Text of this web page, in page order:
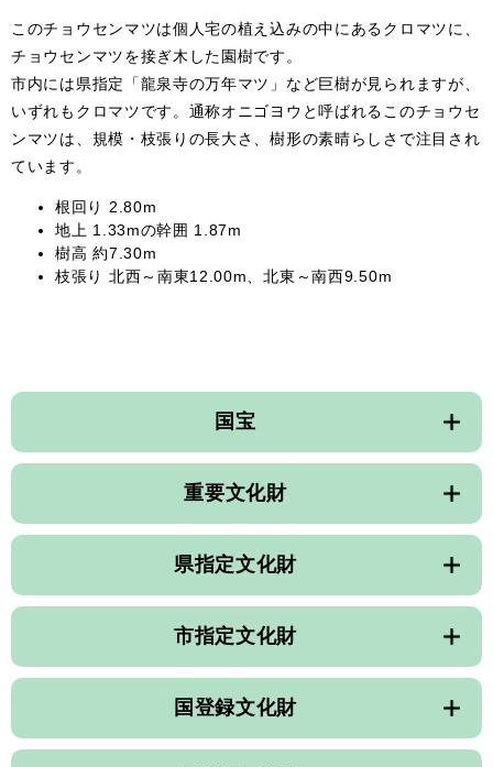
このチョウセンマツは個人宅の植え込みの中にあるクロマツに、
チョウセンマツを接ぎ木した園樹です。
市内には県指定「龍泉寺の万年マツ」など巨樹が見られますが、
いずれもクロマツです。通称オニゴヨウと呼ばれるこのチョウセ
ンマツは、規模・枝張りの長大さ、樹形の素晴らしさで注目され
ています。
根回り 2.80m
地上 1.33mの幹囲 1.87m
樹高 約7.30m
枝張り 北西～南東12.00m、北東～南西9.50m
国宝
重要文化財
県指定文化財
市指定文化財
国登録文化財